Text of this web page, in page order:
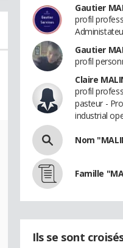
Gautier
profil
Gautier
profil
Claire
profil
pasteur -
industrial
Nom
Famille
Ils se sont